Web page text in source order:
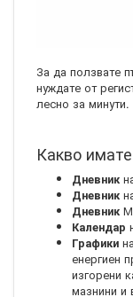
За да ползвате
нуждате от
лесно за минути.
Какво
Дневник
Дневник
Дневник
Календар
Графики
енергиен
изгорени
мазнини и